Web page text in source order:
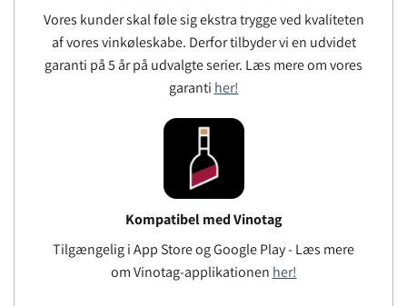
Vores kunder skal føle sig ekstra trygge ved kvaliteten
af ​​vores vinkøleskabe. Derfor tilbyder vi en udvidet
garanti på 5 år på udvalgte serier. Læs mere om vores
garanti her!
Kompatibel med Vinotag
Tilgængelig i App Store og Google Play - Læs mere
om Vinotag-applikationen her!